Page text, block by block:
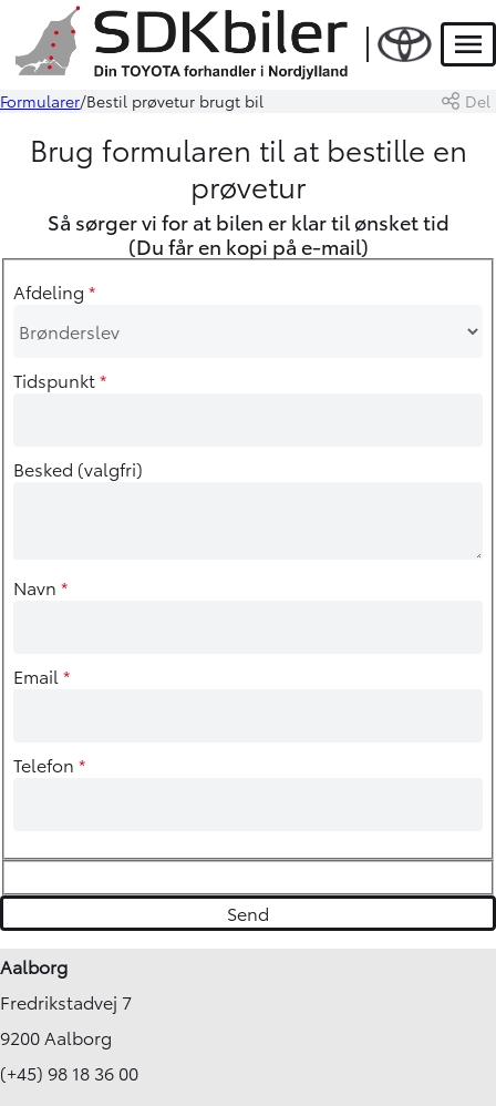
Formularer Bestil prøvetur brugt bil Del
Brug formularen til at bestille en
prøvetur
Så sørger vi for at bilen er klar til ønsket tid
(Du får en kopi på e-mail)
Afdeling *
Tidspunkt*
Besked (valgfri)
Navn *
Email *
Telefon *
Aalborg
Fredrikstadvej 7
9200 Aalborg
(+45) 98 18 36 00